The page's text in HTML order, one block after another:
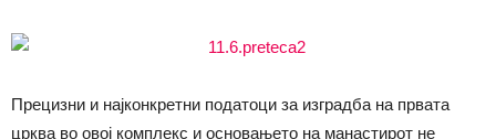
Прецизни и најконкретни податоци за изградба на првата
црква во овој комплекс и основањето на манастирот не